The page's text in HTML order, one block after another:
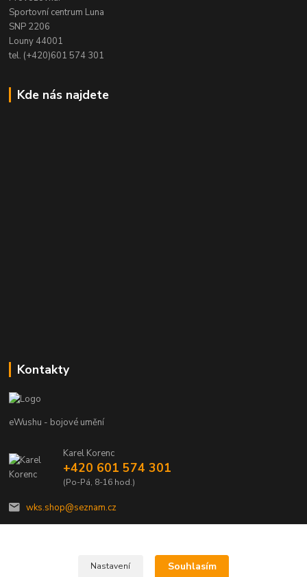
Sportovní centrum Luna
SNP 2206
Louny 44001
tel. (+420)601 574 301
Kde nás najdete
Kontakty
eWushu - bojové umění
Karel Korenc
+420 601 574 301
(Po-Pá, 8-16 hod.)
wks.shop@seznam.cz
Nastavení Souhlasím